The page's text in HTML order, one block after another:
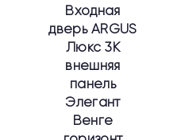
Входная
дверь ARGUS
Люкс 3К
внешняя
панель
Элегант
Венге
на
странице
товара.